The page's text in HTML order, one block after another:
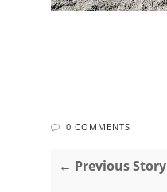
0 COMMENTS
← Previous Story